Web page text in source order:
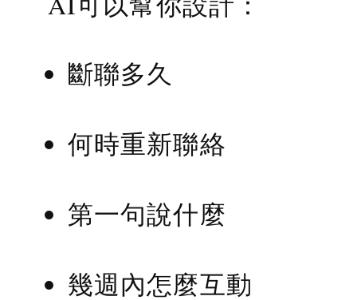
斷聯多久
何時重新聯絡
第一句說什麼
幾週內怎麼互動